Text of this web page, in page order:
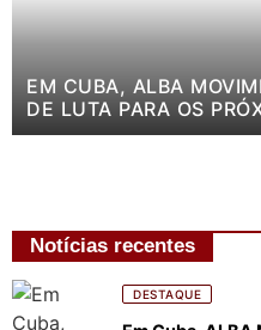
EM CUBA, ALBA
DE LUTA PARA OS
Notícias recentes
DESTAQUE